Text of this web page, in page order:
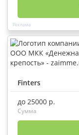
Finters
до 25000 р.
Сумма